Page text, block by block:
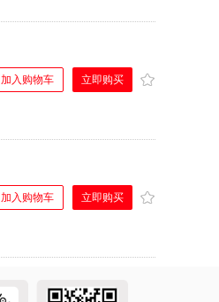
加入购物车 立即购买
加入购物车 立即购买